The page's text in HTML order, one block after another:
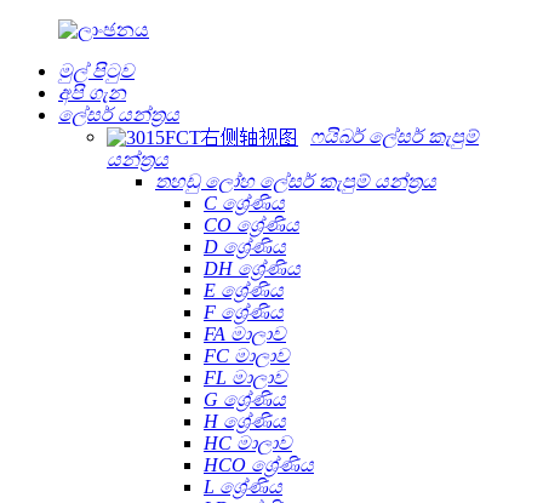
මුල් පිටුව
අපි ගැන
ලේසර් යන්ත්‍රය
ෆයිබර් ලේසර් කැපුම්
යන්ත්‍රය
තහඩු ලෝහ ලේසර් කැපුම් යන්ත්‍රය
C ශ්‍රේණිය
CO ශ්‍රේණිය
D ශ්‍රේණිය
DH ශ්‍රේණිය
E ශ්‍රේණිය
F ශ්‍රේණිය
FA මාලාව
FC මාලාව
FL මාලාව
G ශ්‍රේණිය
H ශ්‍රේණිය
HC මාලාව
HCO ශ්‍රේණිය
L ශ්‍රේණිය